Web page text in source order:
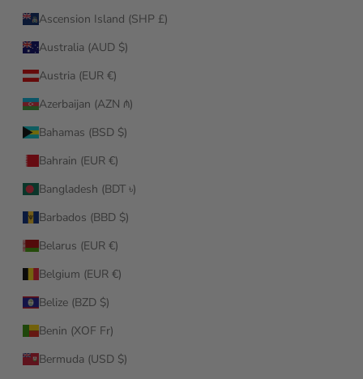
Ascension Island (SHP £)
Australia (AUD $)
Austria (EUR €)
Azerbaijan (AZN ₼)
Bahamas (BSD $)
Bahrain (EUR €)
Bangladesh (BDT ৳)
Barbados (BBD $)
Belarus (EUR €)
Belgium (EUR €)
Belize (BZD $)
Benin (XOF Fr)
Bermuda (USD $)